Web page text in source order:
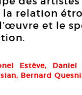
relation
et le
Estève,
Bernard